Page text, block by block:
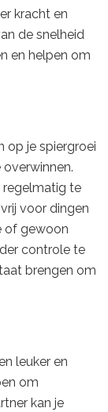
kracht en
de snelheid
en helpen om
op je spiergroei
regelmatig te
voor dingen
of gewoon
controle te
brengen om
leuker en
om
kan je